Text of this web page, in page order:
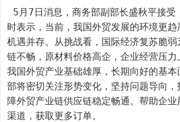
时表示，当前，我国外贸发展的环境更
机遇并存。从挑战看，国际经济复苏脆
链不畅，原材料价格高企，企业经营压力
我国外贸产业基础雄厚，长期向好的基
部将密切关注形势变化，坚持问题导向
障外贸产业链供应链稳定畅通。帮助企
渠道，获取更多订单。